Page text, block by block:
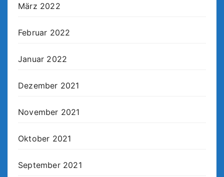
März 2022
Februar 2022
Januar 2022
Dezember 2021
November 2021
Oktober 2021
September 2021